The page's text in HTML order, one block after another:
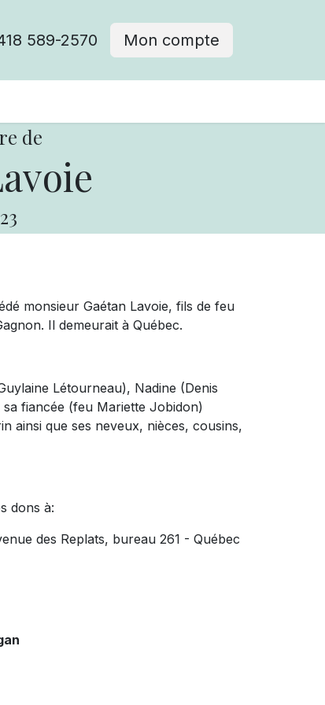
589-2570 Mon compte
de
monsieur Gaétan Lavoie, fils de feu
Il demeurait à Québec.
Létourneau), Nadine (Denis
fiancée (feu Mariette Jobidon)
ainsi que ses neveux, nièces, cousins,
dons à:
des Replats, bureau 261 - Québec